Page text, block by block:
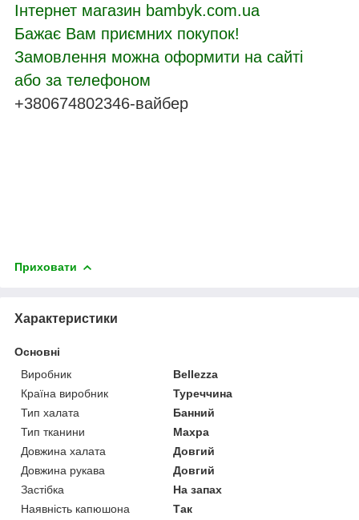
Інтернет магазин bambyk.com.ua
Бажає Вам приємних покупок!
Замовлення можна оформити на сайті
або за телефоном
+380674802346-вайбер
Приховати
Характеристики
Основні
Виробник
Bellezza
Країна виробник
Туреччина
Тип халата
Банний
Тип тканини
Махра
Довжина халата
Довгий
Довжина рукава
Довгий
Застібка
На запах
Наявність капюшона
Так